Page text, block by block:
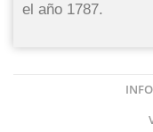
el año 1787.